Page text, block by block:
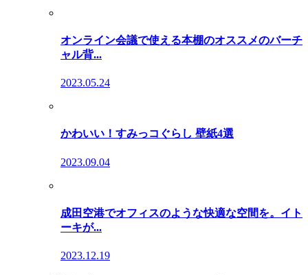
オンライン会議で使える本棚のオススメのバーチ
ャル背...
2023.05.24
かわいい！すみっコぐらし 壁紙4選
2023.09.04
成田空港でオフィスのような快適な空間を。イト
ーキが...
2023.12.19